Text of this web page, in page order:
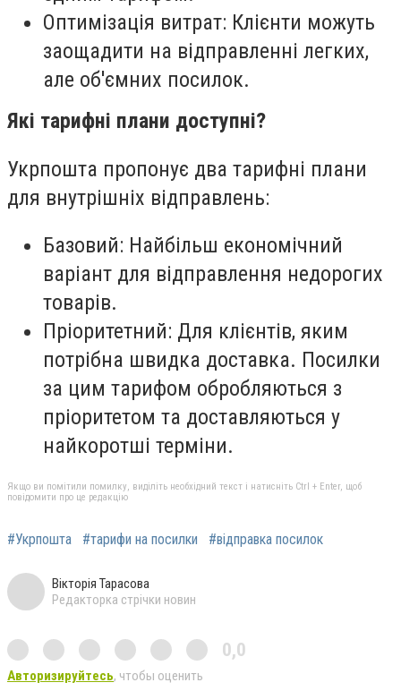
Оптимізація витрат: Клієнти можуть
заощадити на відправленні легких,
але об'ємних посилок.
Які тарифні плани доступні?
Укрпошта пропонує два тарифні плани
для внутрішніх відправлень:
Базовий: Найбільш економічний
варіант для відправлення недорогих
товарів.
Пріоритетний: Для клієнтів, яким
потрібна швидка доставка. Посилки
за цим тарифом обробляються з
пріоритетом та доставляються у
найкоротші терміни.
Якщо ви помітили помилку, виділіть необхідний текст і натисніть Ctrl + Enter, щоб
повідомити про це редакцію
#Укрпошта #тарифи на посилки #відправка посилок
Вікторія Тарасова
Редакторка стрічки новин
0,0
Авторизируйтесь, чтобы оценить